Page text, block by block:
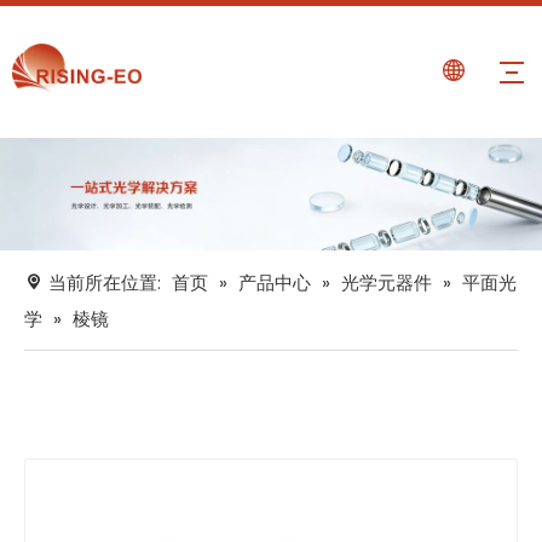
当前所在位置: 首页 » 产品中心 » 光学元器件 » 平面光
学 » 棱镜